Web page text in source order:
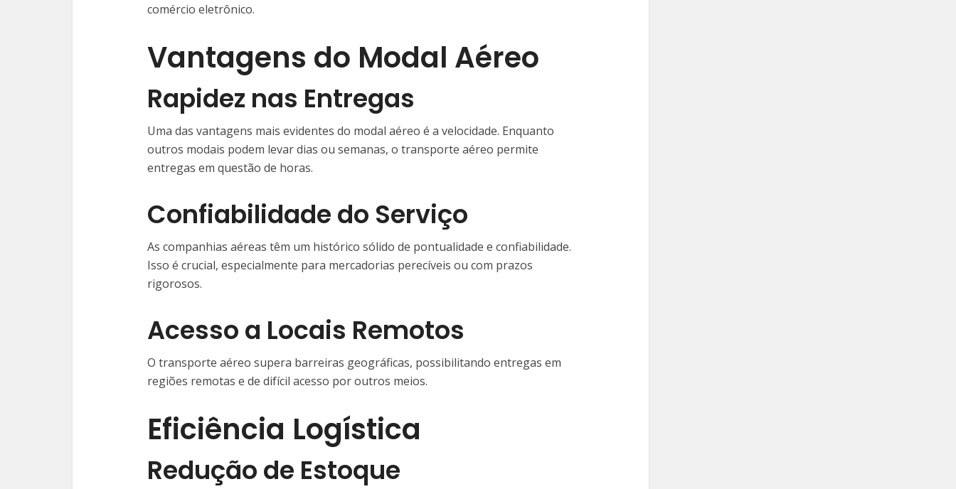
comércio eletrônico.
Vantagens do Modal Aéreo
Rapidez nas Entregas
Uma das vantagens mais evidentes do modal aéreo é a velocidade. Enquanto
outros modais podem levar dias ou semanas, o transporte aéreo permite
entregas em questão de horas.
Confiabilidade do Serviço
As companhias aéreas têm um histórico sólido de pontualidade e confiabilidade.
Isso é crucial, especialmente para mercadorias perecíveis ou com prazos
rigorosos.
Acesso a Locais Remotos
O transporte aéreo supera barreiras geográficas, possibilitando entregas em
regiões remotas e de difícil acesso por outros meios.
Eficiência Logística
Redução de Estoque